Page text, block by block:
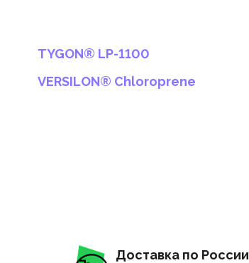
TYGON® LP-1100
VERSILON® Chloroprene
Доставка по России